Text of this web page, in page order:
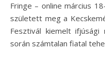
Fringe – online március
született meg a
Fesztivál kiemelt
során számtalan fiatal